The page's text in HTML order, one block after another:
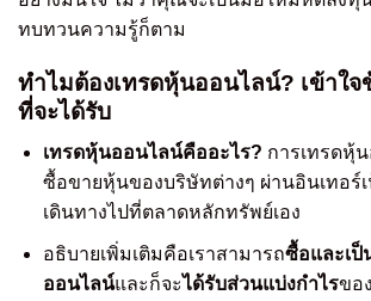
ทบทวนความรู้ก็ตาม
ทำไมต้องเทรดหุ้นออนไลน์? เข้าใ
ที่จะได้รับ
เทรดหุ้นออนไลน์คืออะไร? การเทรดหุ้
ซื้อขายหุ้นของบริษัทต่างๆ ผ่านอินเทอร์
เดินทางไปที่ตลาดหลักทรัพย์เอง
อธิบายเพิ่มเติมคือเราสามารถซื้อและเป็
ออนไลน์และก็จะได้รับส่วนแบ่งกำไรขอ